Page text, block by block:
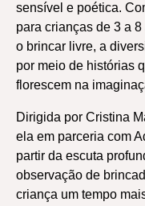
sensível e poética.
para crianças de 3 a
o brincar livre, a
por meio de histórias
florescem na
Dirigida por Cristina
ela em parceria com
partir da escuta
observação de
criança um tempo